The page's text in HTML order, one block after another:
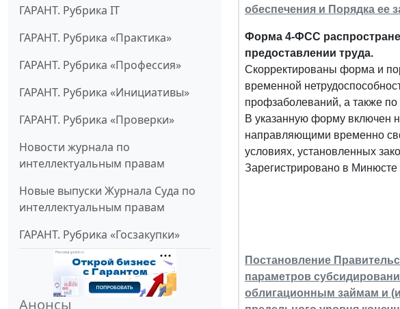
ГАРАНТ. Рубрика IT
ГАРАНТ. Рубрика «Практика»
ГАРАНТ. Рубрика «Профессия»
ГАРАНТ. Рубрика «Инициативы»
ГАРАНТ. Рубрика «Проверки»
Новости журнала по
интеллектуальным правам
Новые выпуски Журнала Суда по
интеллектуальным правам
ГАРАНТ. Рубрика «Госзакупки»
Анонсы
обеспечения и Порядка ее
Форма 4-ФСС
предоставлении труда.
Скорректированы форма и
временной
профзаболеваний, а также
В указанную форму включен
направляющими временно
условиях, установленных
Зарегистрировано в
Постановление
параметров
облигационным займам и